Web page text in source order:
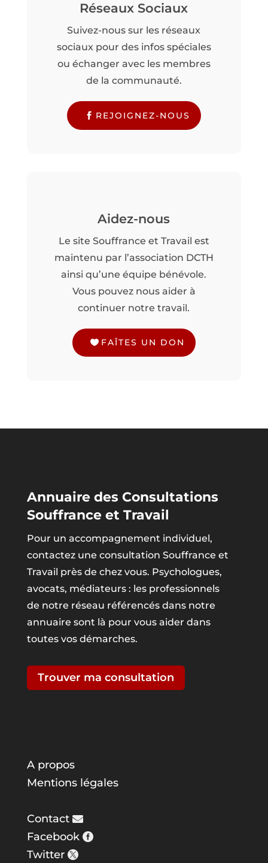
Réseaux Sociaux
Suivez-nous sur les réseaux
sociaux pour des infos spéciales
ou échanger avec les membres
de la communauté.
REJOIGNEZ-NOUS
Aidez-nous
Le site Souffrance et Travail est
maintenu par l’association DCTH
ainsi qu’une équipe bénévole.
Vous pouvez nous aider à
continuer notre travail.
FAÎTES UN DON
Annuaire des Consultations
Souffrance et Travail
Pour un accompagnement individuel,
contactez une consultation Souffrance et
Travail près de chez vous. Psychologues,
avocats, médiateurs : les professionnels
de notre réseau référencés dans notre
annuaire sont là pour vous aider dans
toutes vos démarches.
Trouver ma consultation
A propos
Mentions légales
Contact
Facebook
Twitter